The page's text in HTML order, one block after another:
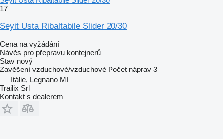
17
Seyit Usta Ribaltabile Slider 20/30
Cena na vyžádání
Návěs pro přepravu kontejnerů
Stav nový
Zavěšení vzduchové/vzduchové Počet náprav 3
Itálie, Legnano MI
Trailix Srl
Kontakt s dealerem